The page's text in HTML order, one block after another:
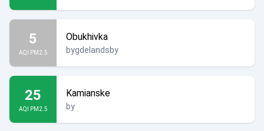
5
AQI PM2.5
Obukhivka
bygdelandsby
25
AQI PM2.5
Kamianske
by